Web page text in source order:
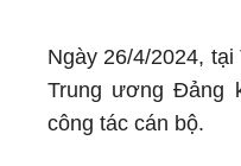
Ngày 26/4/2024,
Trung ương Đảng
công tác cán bộ.